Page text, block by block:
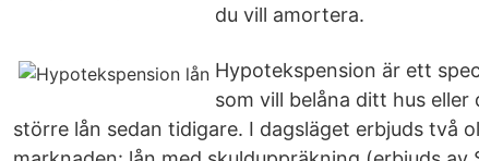
du vill amortera.
Hypotekspension är ett
som vill belåna ditt hus
större lån sedan tidigare. I dagsläget erbjuds två